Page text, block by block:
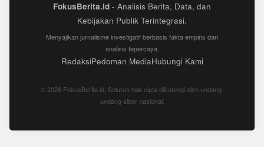
FokusBerita.id - Analisis Berita, Data, dan
Kebijakan Publik Terintegrasi.
Menyajikan jurnalisme investigatif berbasis fakta empiris dan
analisis tepercaya.
RedaksiPedoman MediaHubungi Kami
© 2026 FokusBerita.id. Seluruh hak cipta dilindungi oleh undang-
undang siber nasional.